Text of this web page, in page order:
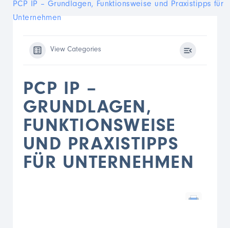
PCP IP – Grundlagen, Funktionsweise und Praxistipps für
Unternehmen
View Categories
PCP IP –
GRUNDLAGEN,
FUNKTIONSWEISE
UND PRAXISTIPPS
FÜR UNTERNEHMEN